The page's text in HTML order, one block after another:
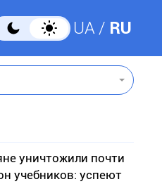
UA RU
уничтожили почти
учебников: успеют